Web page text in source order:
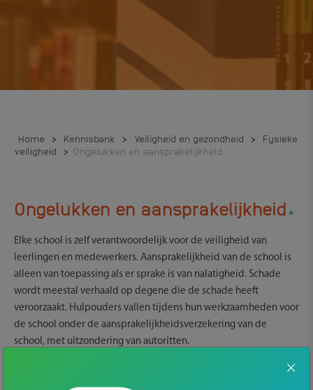
Home > Kennisbank > Veiligheid en gezondheid >
Fysieke
veiligheid
> Ongelukken en aansprakelijkheid
Ongelukken en aansprakelijkheid.
Elke school is zelf verantwoordelijk voor de veiligheid van
leerlingen en medewerkers. Aansprakelijkheid van de school is
alleen van toepassing als er sprake is van nalatigheid. Schade
wordt meestal verhaald op degene die de schade heeft
veroorzaakt. Hulpouders vallen tijdens hun werkzaamheden voor
de school onder de aansprakelijkheidsverzekering van de
school, met uitzondering van autoritten.